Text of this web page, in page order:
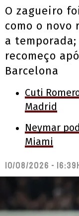
O zagueiro
como o novo
a
recomeço
Barcelona
Cuti
Madrid
Neymar
Miami
10/08/2026 -